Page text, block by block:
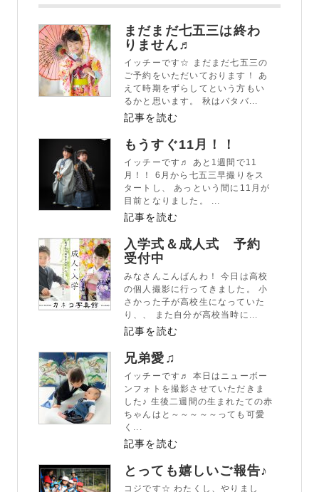
まだまだ七五三は終わ
りません♬
イッチーです☆ まだまだ七五三の
ご予約をいただいております！ あ
えて時期をずらしてという方もい
るかと思います。 秋はバタバ...
記事を読む
もうすぐ11月！！
イッチーです♬ あと1週間で11
月！！ 6月から七五三早撮りをス
タートし、 あっという間に11月が
目前となりました。 ...
記事を読む
入学式＆成人式 予約
受付中
みなさんこんばんわ！ 今日は高校
の個人撮影に行ってきました。 小
さかった子が高校生になっていた
り、、 また自分が高校当時に...
記事を読む
兄弟愛♫
イッチーです♬ 本日はニューボー
ンフォトを撮影させていただきま
した♪ 生後二週間の生まれたての赤
ちゃんはと～～～～～っても可愛
く...
記事を読む
とっても嬉しいご報告♪
コジです☆ わたくし、やりまし